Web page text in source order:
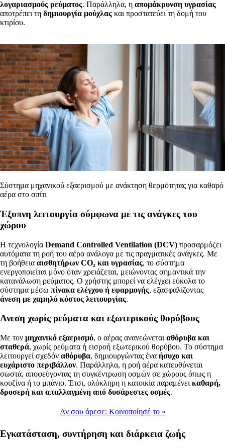
λογαριασμούς ρεύματος. Παράλληλα, η απομάκρυνση υγρασίας
αποτρέπει τη δημιουργία μούχλας και προστατεύει τη δομή του
κτιρίου.
Σύστημα μηχανικού εξαερισμού με ανάκτηση θερμότητας για καθαρό
αέρα στο σπίτι
Έξυπνη λειτουργία σύμφωνα με τις ανάγκες του
χώρου
Η τεχνολογία Demand Controlled Ventilation (DCV) προσαρμόζει
αυτόματα τη ροή του αέρα ανάλογα με τις πραγματικές ανάγκες. Με
τη βοήθεια αισθητήρων CO₂ και υγρασίας, το σύστημα
ενεργοποιείται μόνο όταν χρειάζεται, μειώνοντας σημαντικά την
κατανάλωση ρεύματος. Ο χρήστης μπορεί να ελέγχει εύκολα το
σύστημα μέσω πίνακα ελέγχου ή εφαρμογής, εξασφαλίζοντας
άνεση με χαμηλό κόστος λειτουργίας.
Ανεση χωρίς ρεύματα και εξωτερικούς θορύβους
Με τον μηχανικό εξαερισμό, ο αέρας ανανεώνεται αθόρυβα και
σταθερά, χωρίς ρεύματα ή εισροή εξωτερικού θορύβου. Το σύστημα
λειτουργεί σχεδόν αθόρυβα, δημιουργώντας ένα ήσυχο και
ευχάριστο περιβάλλον. Παράλληλα, η ροή αέρα κατευθύνεται
σωστά, αποφεύγοντας τη συγκέντρωση οσμών σε χώρους όπως η
κουζίνα ή το μπάνιο. Έτσι, ολόκληρη η κατοικία παραμένει καθαρή,
δροσερή και απαλλαγμένη από δυσάρεστες οσμές.
Αν σου άρεσε: Κοινοποίησέ το »
Εγκατάσταση, συντήρηση και διάρκεια ζωής